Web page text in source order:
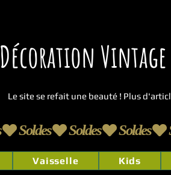
Décoration
Le site se refait une beauté ! Plus
Vaisselle Kids